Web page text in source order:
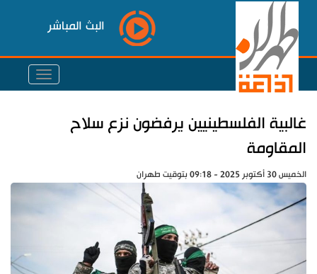
البث المباشر
غالبية الفلسطينيين يرفضون نزع سلاح
المقاومة
الخميس 30 أكتوبر 2025 - 09:18 بتوقيت طهران